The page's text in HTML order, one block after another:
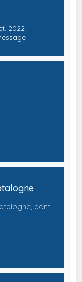
2022
dont